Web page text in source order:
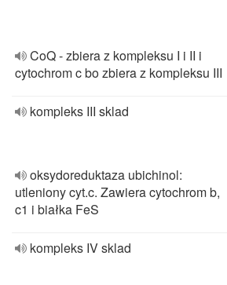
CoQ - zbiera z kompleksu I i II i
cytochrom c bo zbiera z kompleksu III
kompleks III sklad
oksydoreduktaza ubichinol:
utleniony cyt.c. Zawiera cytochrom b,
c1 i białka FeS
kompleks IV sklad